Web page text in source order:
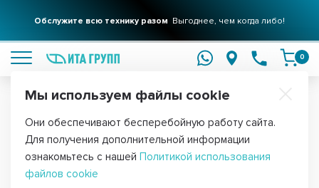
Обслужите всю технику разом Выгоднее, чем когда либо!
0
Главная Запчасти для радиаторов и конвекторов
ТЭНы для радиаторов отопления
(батарей)
Мы используем файлы cookie
Они обеспечивают бесперебойную работу сайта.
Для получения дополнительной информации
ознакомьтесь с нашей Политикой использования
файлов cookie